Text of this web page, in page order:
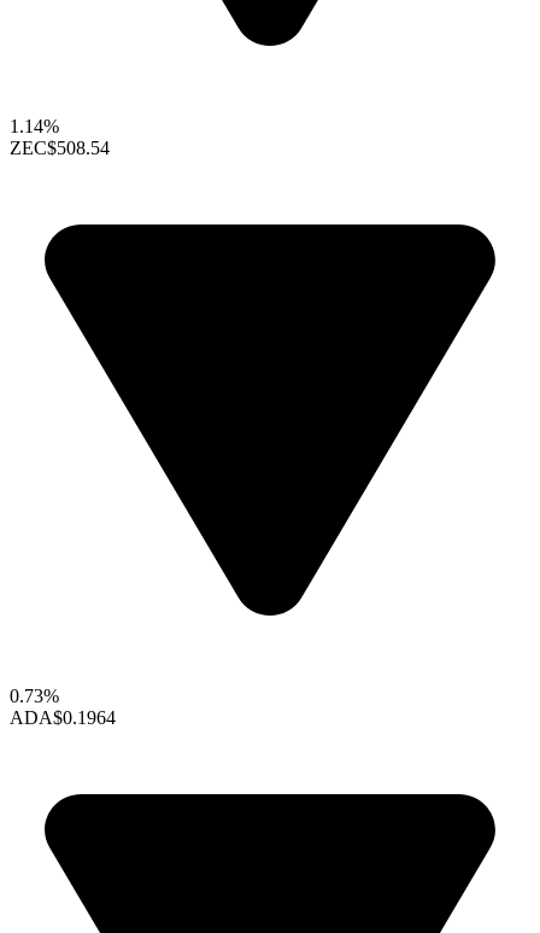
1.14%
ZEC$508.54
0.73%
ADA$0.1964